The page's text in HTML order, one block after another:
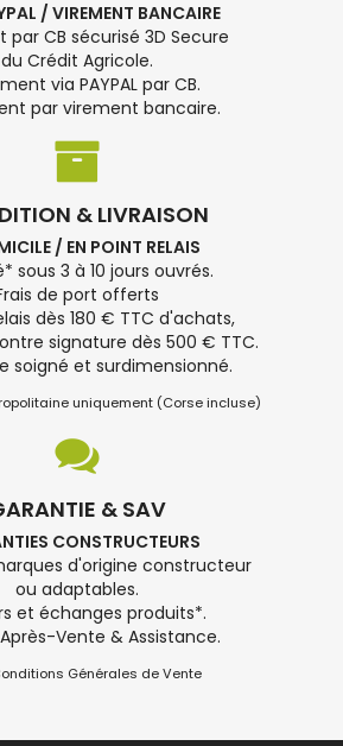
/ VIREMENT BANCAIRE
par CB sécurisé 3D Secure
du Crédit Agricole.
via PAYPAL par CB.
par virement bancaire.
& LIVRAISON
/ EN POINT RELAIS
sous 3 à 10 jours ouvrés.
de port offerts
dès 180 € TTC d'achats,
signature dès 500 € TTC.
soigné et surdimensionné.
uniquement (Corse incluse)
& SAV
CONSTRUCTEURS
d'origine constructeur
ou adaptables.
et échanges produits*.
Vente & Assistance.
Générales de Vente